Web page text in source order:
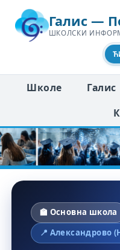
Галис —
ШКОЛСКИ
Школе Галис
🏫 Основна школа
📍 Александрово